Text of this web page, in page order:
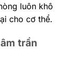
luôn khô
cho cơ thể.
trần